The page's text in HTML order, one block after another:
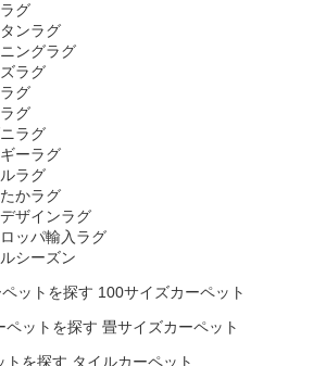
グ
ンラグ
ングラグ
ラグ
グ
グ
ラグ
ーラグ
ラグ
かラグ
ザインラグ
ッパ輸入ラグ
シーズン
100サイズカーペット
畳サイズカーペット
タイルカーペット